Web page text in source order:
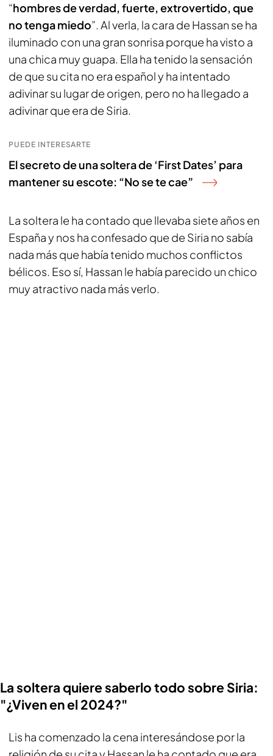
“hombres de verdad, fuerte, extrovertido, que
no tenga miedo”. Al verla, la cara de Hassan se ha
iluminado con una gran sonrisa porque ha visto a
una chica muy guapa. Ella ha tenido la sensación
de que su cita no era español y ha intentado
adivinar su lugar de origen, pero no ha llegado a
adivinar que era de Siria.
PUEDE INTERESARTE
El secreto de una soltera de ‘First Dates’ para
mantener su escote: “No se te cae”
La soltera le ha contado que llevaba siete años en
España y nos ha confesado que de Siria no sabía
nada más que había tenido muchos conflictos
bélicos. Eso sí, Hassan le había parecido un chico
muy atractivo nada más verlo.
La soltera quiere saberlo todo sobre Siria:
"¿Viven en el 2024?"
Lis ha comenzado la cena interesándose por la